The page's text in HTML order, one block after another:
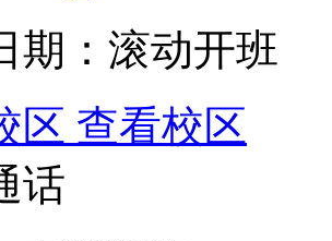
期：滚动开班
区 查看校区
话